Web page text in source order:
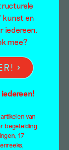
kunst en
iedereen.
mee?
van
begeleiding
17